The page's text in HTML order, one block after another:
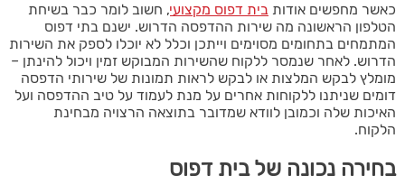
כאשר מחפשים אודות בית דפוס מקצועי, חשוב לומר כבר בשיחת
הטלפון הראשונה מה שירות ההדפסה הדרוש. ישנם בתי דפוס
המתמחים בתחומים מסוימים וייתכן וכלל לא יוכלו לספק את השירות
הדרוש. לאחר שנמסר ללקוח שהשירות המבוקש זמין ויכול להינתן –
מומלץ לבקש המלצות או לבקש לראות תמונות של שירותי הדפסה
דומים שניתנו ללקוחות אחרים על מנת לעמוד על טיב ההדפסה ועל
האיכות שלה וכמובן לוודא שמדובר בתוצאה הרצויה מבחינת
הלקוח.
בחירה נכונה של בית דפוס